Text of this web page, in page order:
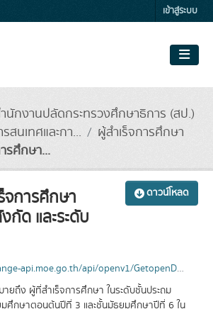
เข้าสู่ระบบ
นักงานปลัดกระทรวงศึกษาธิการ (สป.)
สนเทศและกา...
ผู้สำเร็จการศึกษา
รศึกษา...
ดาวน์โหลด
จการศึกษา
กัด และระดับ
api.moe.go.th/api/openv1/GetopenData30/2565/1
ยถึง ผู้ที่สำเร็จการศึกษา ในระดับชั้นประถม
ศึกษาตอนต้นปีที่ 3 และชั้นมัธยมศึกษาปีที่ 6 ใน